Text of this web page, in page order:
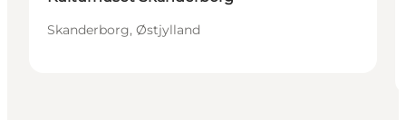
Skanderborg, Østjylland